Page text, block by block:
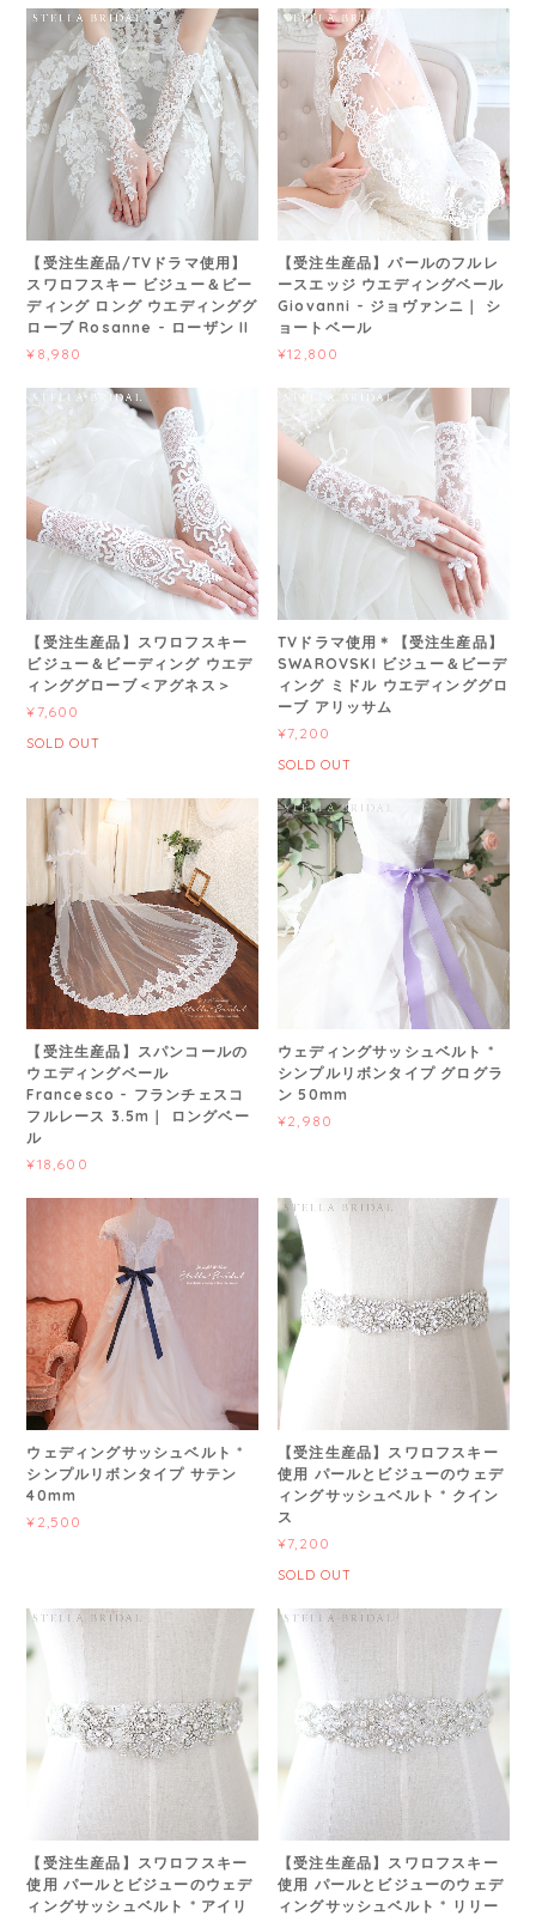
【受注生産品/TVドラマ使用】
スワロフスキー ビジュー＆ビー
ディング ロング ウエディンググ
ローブ Rosanne - ローザン II
¥8,980
【受注生産品】パールのフルレ
ースエッジ ウエディングベール
Giovanni - ジョヴァンニ｜ シ
ョートベール
¥12,800
【受注生産品】スワロフスキー
ビジュー＆ビーディング ウエデ
ィンググローブ＜アグネス＞
¥7,600
SOLD OUT
TVドラマ使用＊【受注生産品】
SWAROVSKI ビジュー＆ビーデ
ィング ミドル ウエディンググロ
ーブ アリッサム
¥7,200
SOLD OUT
【受注生産品】スパンコールの
ウエディングベール
Francesco - フランチェスコ
フルレース 3.5m｜ ロングベー
ル
¥18,600
ウェディングサッシュベルト *
シンプルリボンタイプ グログラ
ン 50mm
¥2,980
ウェディングサッシュベルト *
シンプルリボンタイプ サテン
40mm
¥2,500
【受注生産品】スワロフスキー
使用 パールとビジューのウェデ
ィングサッシュベルト * クイン
ス
¥7,200
SOLD OUT
【受注生産品】スワロフスキー
使用 パールとビジューのウェデ
ィングサッシュベルト * アイリ
【受注生産品】スワロフスキー
使用 パールとビジューのウェデ
ィングサッシュベルト * リリー